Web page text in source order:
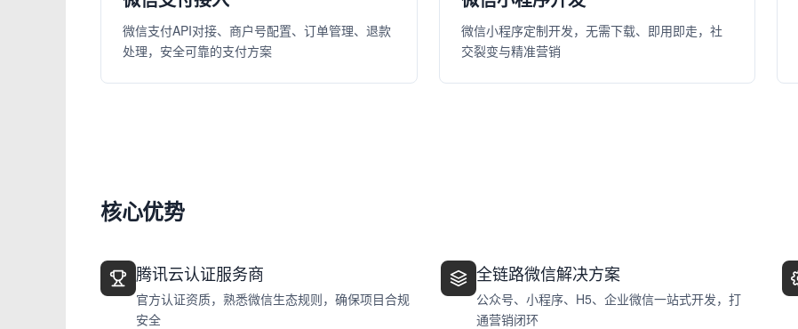
微信支付API对接、商户号配置、订单管理、退款
处理，安全可靠的支付方案
微信小程序定制开发，无需下载、即用即走，社
交裂变与精准营销
核心优势
腾讯云认证服务商
官方认证资质，熟悉微信生态规则，确保项目合规
安全
全链路微信解决方案
公众号、小程序、H5、企业微信一站式开发，打
通营销闭环